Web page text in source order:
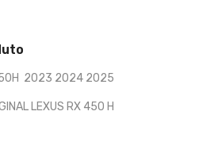
2023 2024 2025
LEXUS RX 450 H